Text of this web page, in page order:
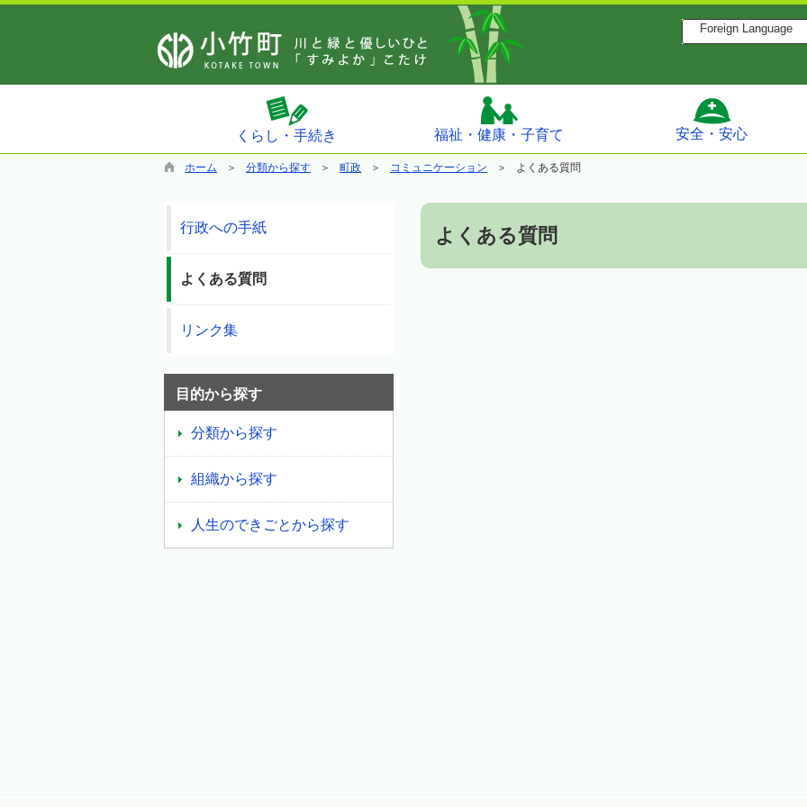
Foreign Language
くらし・手続き 福祉・健康・子育て 安全・安心
ホーム 分類から探す 町政 コミュニケーション よくある質問
よくある質問
行政への手紙
よくある質問
リンク集
目的から探す
分類から探す
組織から探す
人生のできごとから探す